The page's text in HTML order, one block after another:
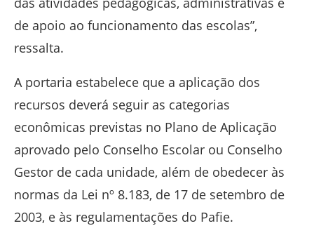
de apoio ao funcionamento das escolas”,
ressalta.
A portaria estabelece que a aplicação dos
recursos deverá seguir as categorias
econômicas previstas no Plano de Aplicação
aprovado pelo Conselho Escolar ou Conselho
Gestor de cada unidade, além de obedecer às
normas da Lei nº 8.183, de 17 de setembro de
2003, e às regulamentações do Pafie.